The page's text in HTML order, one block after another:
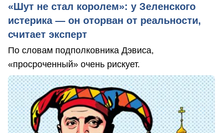
«Шут не стал королем»: у Зеленского
истерика — он оторван от реальности,
считает эксперт
По словам подполковника Дэвиса,
«просроченный» очень рискует.